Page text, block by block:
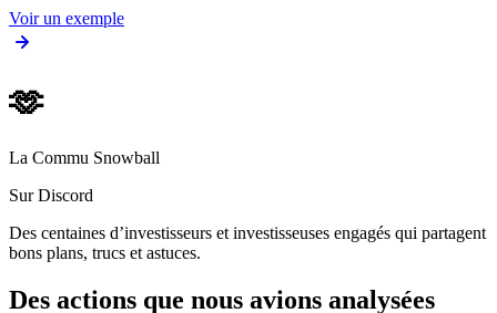
Voir un exemple
🫶
La Commu Snowball
Sur Discord
Des centaines d’investisseurs et investisseuses engagés qui partagent
bons plans, trucs et astuces.
Des actions que nous avions analysées